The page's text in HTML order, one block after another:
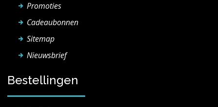
Promoties
Cadeaubonnen
Sitemap
Nieuwsbrief
Bestellingen